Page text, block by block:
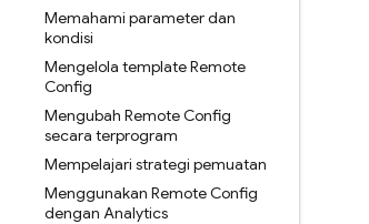
Memahami parameter dan
kondisi
Mengelola template Remote
Config
Mengubah Remote Config
secara terprogram
Mempelajari strategi pemuatan
Menggunakan Remote Config
dengan Analytics